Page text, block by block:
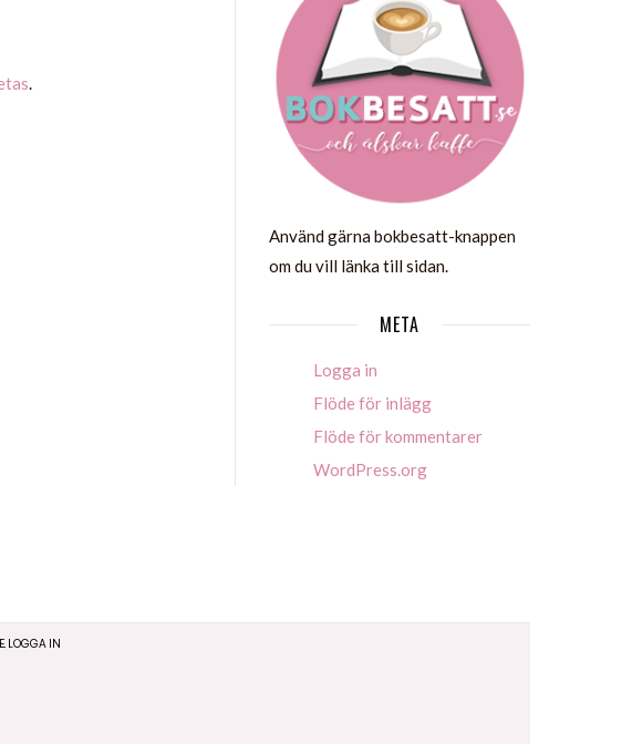
.
Använd gärna bokbesatt-knappen
om du vill länka till sidan.
META
Logga in
Flöde för inlägg
Flöde för kommentarer
WordPress.org
LOGGA IN